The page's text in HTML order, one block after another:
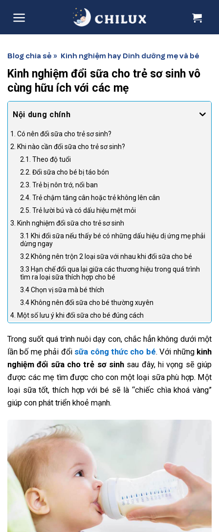
Blog chia sẻ » Kinh nghiệm hayDinh dưỡng mẹ và bé
Kinh nghiệm đổi sữa cho trẻ sơ sinh vô
cùng hữu ích với các mẹ
1. Có nên đổi sữa cho trẻ sơ sinh?
2. Khi nào cần đổi sữa cho trẻ sơ sinh?
2.1. Theo độ tuổi
2.2. Đổi sữa cho bé bị táo bón
2.3. Trẻ bị nôn trớ, nổi ban
2.4. Trẻ chậm tăng cân hoặc trẻ không lên cân
2.5. Trẻ lười bú và có dấu hiệu mệt mỏi
3. Kinh nghiệm đổi sữa cho trẻ sơ sinh
3.1 Khi đổi sữa nếu thấy bé có những dấu hiệu dị ứng mẹ phải
dừng ngay
3.2 Không nên trộn 2 loại sữa với nhau khi đổi sữa cho bé
3.3 Hạn chế đổi qua lại giữa các thương hiệu trong quá trình
tìm ra loại sữa thích hợp cho bé
3.4 Chọn vị sữa mà bé thích
3.4 Không nên đổi sữa cho bé thường xuyên
4. Một số lưu ý khi đổi sữa cho bé đúng cách
Trong suốt quá trình nuôi dạy con, chắc hẳn không dưới một
lần bố mẹ phải đổi sữa công thức cho bé. Với nhữngkinh
nghiệm đổi sữa cho trẻ sơ sinh sau đây, hi vọng sẽ giúp
được các mẹ tìm được cho con một loại sữa phù hợp. Một
loại sữa tốt, thích hợp với bé sẽ là “chiếc chìa khoá vàng”
giúp con phát triển khoẻ mạnh.